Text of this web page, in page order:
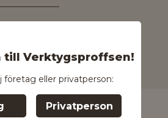
till Verktygsproffsen!
företag eller privatperson:
Privatperson
oss för